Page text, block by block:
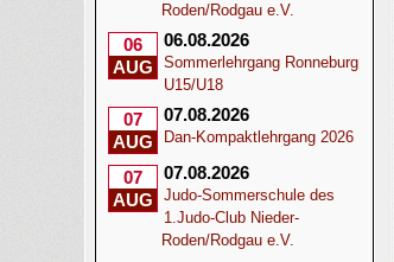
Roden/Rodgau e.V.
06
AUG
06.08.2026
Sommerlehrgang Ronneburg
U15/U18
07
AUG
07.08.2026
Dan-Kompaktlehrgang 2026
07
AUG
07.08.2026
Judo-Sommerschule des
1.Judo-Club Nieder-
Roden/Rodgau e.V.